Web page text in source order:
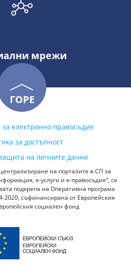
мрежи
ГОРЕ
електронно правосъдие
за достъпност
на личните данни
на порталите в СП за
е-услуги и е-правосъдие“, се
подкрепа на Оперативна програма
2020, съфинансирана от Европейския
социален фонд